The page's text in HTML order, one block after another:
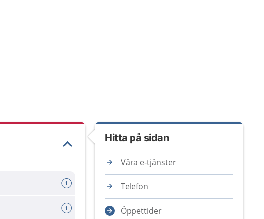
Hitta på sidan
Våra e-tjänster
Telefon
Öppettider